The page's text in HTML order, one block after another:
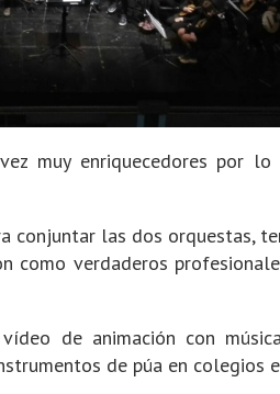
muy enriquecedores por lo
conjuntar las dos orquestas,
verdaderos
de animación con
de púa en colegios